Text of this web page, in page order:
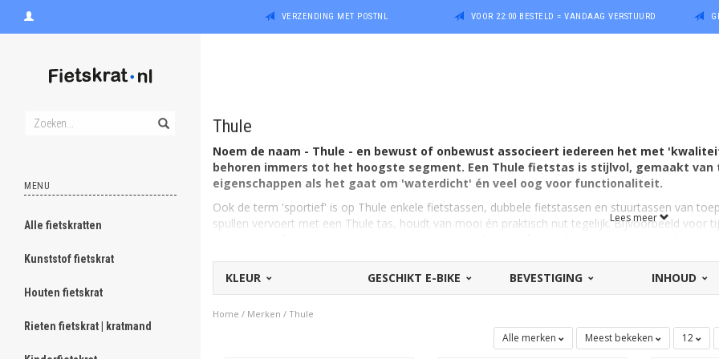
VERZENDING MET POSTNL VOOR 22:00 BESTELD = VANDAAG VERSTUURD
MENU
Alle fietskratten
Kunststof fietskrat
Houten fietskrat
Rieten fietskrat | kratmand
Thule
Noem de naam - Thule - en bewust of onbewust associeert iedereen het met
behoren immers tot het hoogste segment. Een Thule fietstas is stijlvol, gemaakt
eigenschappen als het gaat om 'waterdicht' én veel oog voor functionaliteit.
Ook de term 'sportief' is op Thule enkele fietstassen, dubbele fietstassen en stuurtassen van
spullen vervoert met een Thule tas, houdt van mooi én praktisch nut tegelijk. Bijvoorbeeld voor
Thule maakt fietsritten makkelijker
Een fietsrit wordt letterlijk gemakkelijker met één van de Thule fietstassen. U ziet het hier op
tinten groen, geel, blauw en rood, en zelfs de zwarte uitvoeringen ogen opgewekt en gezond.
eigenschappen aan buiten- en binnenkant dragen bij aan een prettige tocht op de fiets.
Lees meer
KLEUR GESCHIKT E-BIKE BEVESTIGING INHOUD
Home / Merken / Thule
Alle merken Meest bekeken 12